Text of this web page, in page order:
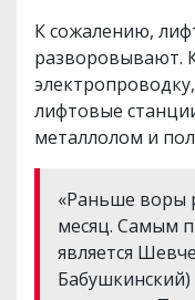
К сожалению,
разворовывают.
лифтовые
металлолом и
«Раньше воры
месяц. Самым
является